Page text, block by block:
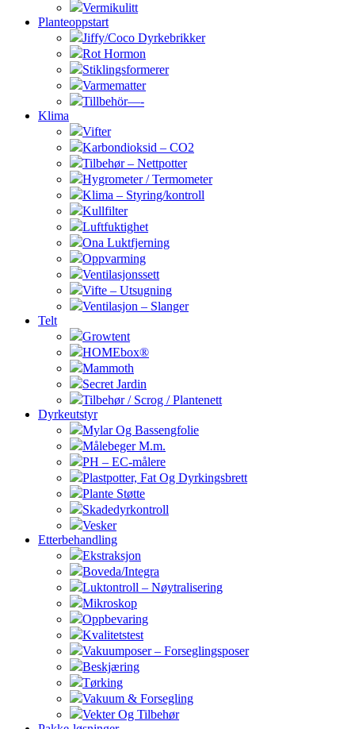
Vermikulitt
Planteoppstart
Jiffy/Coco Dyrkebrikker
Rot Hormon
Stiklingsformerer
Varmematter
Tillbehör—-
Klima
Vifter
Karbondioksid – CO2
Tilbehør – Nettpotter
Hygrometer / Termometer
Klima – Styring/kontroll
Kullfilter
Luftfuktighet
Ona Luktfjerning
Oppvarming
Ventilasjonssett
Vifte – Utsugning
Ventilasjon – Slanger
Telt
Growtent
HOMEbox®
Mammoth
Secret Jardin
Tilbehør / Scrog / Plantenett
Dyrkeutstyr
Mylar Og Bassengfolie
Målebeger M.m.
PH – EC-målere
Plastpotter, Fat Og Dyrkingsbrett
Plante Støtte
Skadedyrkontroll
Vesker
Etterbehandling
Ekstraksjon
Boveda/Integra
Luktontroll – Nøytralisering
Mikroskop
Oppbevaring
Kvalitetstest
Vakuumposer – Forseglingsposer
Beskjæring
Tørking
Vakuum & Forsegling
Vekter Og Tilbehør